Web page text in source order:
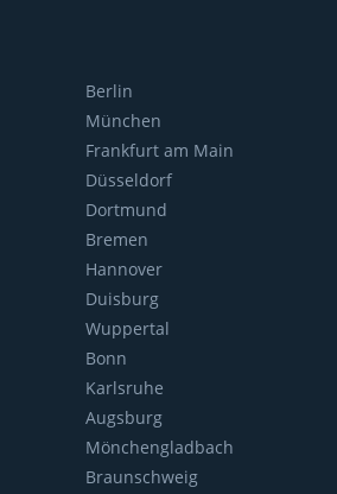
Berlin
München
Frankfurt am Main
Düsseldorf
Dortmund
Bremen
Hannover
Duisburg
Wuppertal
Bonn
Karlsruhe
Augsburg
Mönchengladbach
Braunschweig